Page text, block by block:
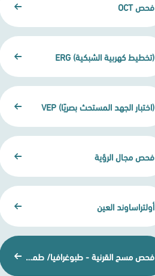
فحص OCT
(تخطيط كهربية الشبكية) ERG
(اختبار الجهد المستحث بصريًا) VEP
فحص مجال الرؤية
أولتراساوند العين
فحص مسح القرنية - طبوغرافيا/ طموغرافيا القرنية